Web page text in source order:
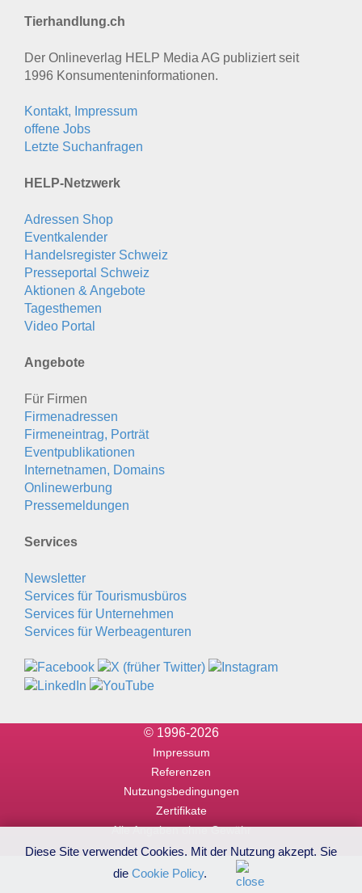
Tierhandlung.ch
Der Onlineverlag HELP Media AG publiziert seit
1996 Konsumenten­informationen.
Kontakt, Impressum
offene Jobs
Letzte Suchanfragen
HELP-Netzwerk
Adressen Shop
Eventkalender
Handelsregister Schweiz
Presseportal Schweiz
Aktionen & Angebote
Tagesthemen
Video Portal
Angebote
Für Firmen
Firmenadressen
Firmeneintrag, Porträt
Eventpublikationen
Internetnamen, Domains
Onlinewerbung
Pressemeldungen
Services
Newsletter
Services für Tourismusbüros
Services für Unternehmen
Services für Werbeagenturen
© 1996-2026
Impressum
Referenzen
Nutzungsbedingungen
Zertifikate
Alle Angaben ohne Gewähr
Diese Site verwendet Cookies. Mit der Nutzung akzept. Sie
die Cookie Policy.